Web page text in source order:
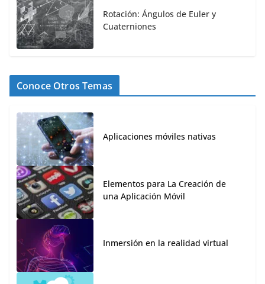
Rotación: Ángulos de Euler y
Cuaterniones
Conoce Otros Temas
Aplicaciones móviles nativas
Elementos para La Creación de
una Aplicación Móvil
Inmersión en la realidad virtual